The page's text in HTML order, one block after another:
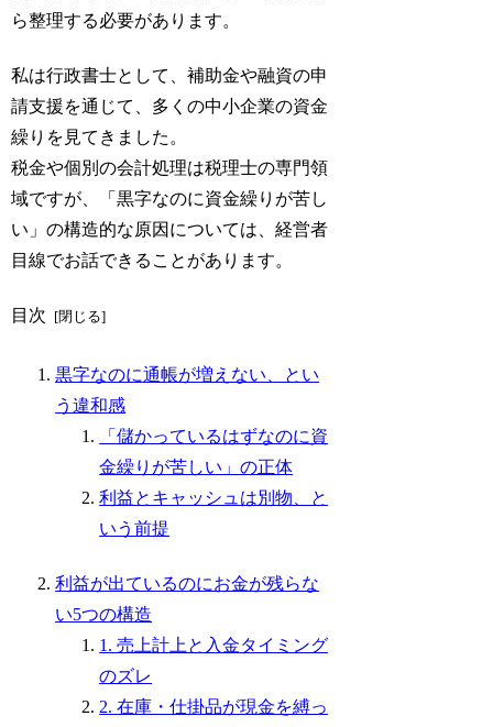
ら整理する必要があります。
私は行政書士として、補助金や融資の申
請支援を通じて、多くの中小企業の資金
繰りを見てきました。
税金や個別の会計処理は税理士の専門領
域ですが、「黒字なのに資金繰りが苦し
い」の構造的な原因については、経営者
目線でお話できることがあります。
目次
黒字なのに通帳が増えない、とい
う違和感
「儲かっているはずなのに資
金繰りが苦しい」の正体
利益とキャッシュは別物、と
いう前提
利益が出ているのにお金が残らな
い5つの構造
1. 売上計上と入金タイミング
のズレ
2. 在庫・仕掛品が現金を縛っ